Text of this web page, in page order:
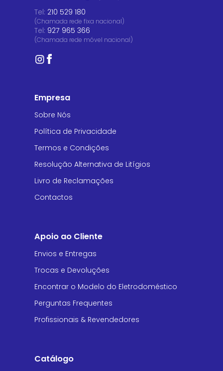
Tel: 210 529 180
(Chamada rede fixa nacional)
Tel: 927 965 366
(Chamada rede móvel nacional)
Empresa
Sobre Nós
Política de Privacidade
Termos e Condições
Resolução Alternativa de Litígios
Livro de Reclamações
Contactos
Apoio ao Cliente
Envios e Entregas
Trocas e Devoluções
Encontrar o Modelo do Eletrodoméstico
Perguntas Frequentes
Profissionais & Revendedores
Catálogo